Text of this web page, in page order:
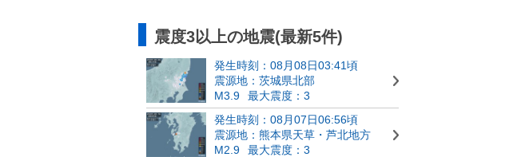
震度3以上の地震(最新5件)
発生時刻：08月08日03:41頃
震源地：茨城県北部
M3.9
最大震度：3
発生時刻：08月07日06:56頃
震源地：熊本県天草・芦北地方
M2.9
最大震度：3